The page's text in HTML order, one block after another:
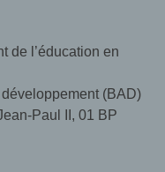
de l’éducation en
(BAD)
Paul II, 01 BP